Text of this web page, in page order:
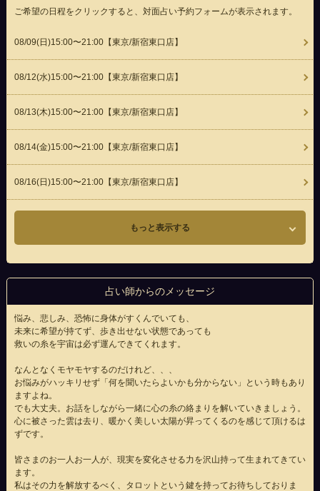
ご希望の日程をクリックすると、対面占い予約フォームが表示されます。
08/09(日 )15:00〜21:00【東京/新宿東口店】
08/12(水)15:00〜21:00【東京/新宿東口店】
08/13(木)15:00〜21:00【東京/新宿東口店】
08/14(金)15:00〜21:00【東京/新宿東口店】
08/16(日 )15:00〜21:00【東京/新宿東口店】
もっと表示する
占い師からのメッセージ
悩み、悲しみ、恐怖に身体がすくんでいても、
未来に希望が持てず、歩き出せない状態であっても
救いの糸を宇宙は必ず運んできてくれます。
なんとなくモヤモヤするのだけれど、、、
お悩みがハッキリせず「何を聞いたらよいかも分からない」という時もあり
ますよね。
でも大丈夫。お話をしながら一緒に心の糸の絡まりを解いていきましょう。
心に被さった雲は去り、暖かく美しい太陽が昇ってくるのを感じて頂けるは
ずです。
皆さまのお一人お一人が、現実を変化させる力を沢山持って生まれてきてい
ます。
私はその力を解放するべく、タロットという鍵を持ってお待ちしておりま